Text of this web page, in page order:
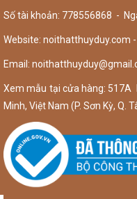
Số tài khoản: 778556868 -
Website: noithatthuyduy.com
Email:
Xem mẫu tại cửa hàng: 517A
Minh, Việt Nam (P. Sơn Kỳ, Q.